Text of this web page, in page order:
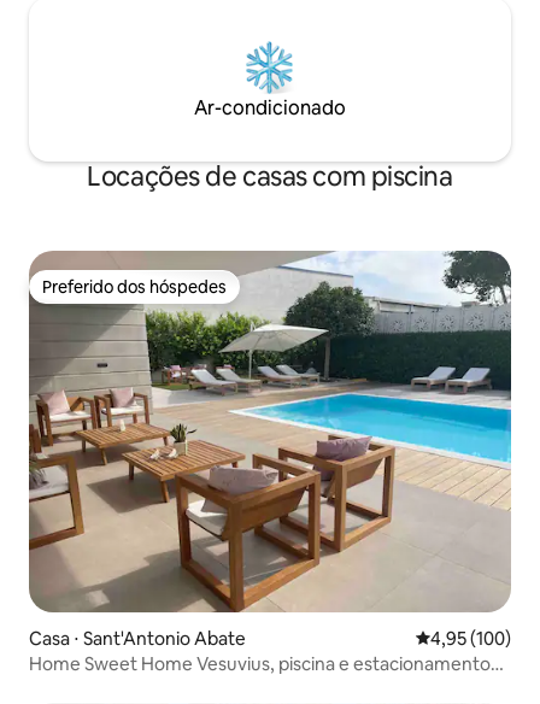
Ar-condicionado
Locações de casas com piscina
Preferido dos hóspedes
Preferido dos hóspedes
Casa ⋅ Sant'Antonio Abate 4,95 de uma
4,95 (100)
Home Sweet Home Vesuvius, piscina e estacionamento